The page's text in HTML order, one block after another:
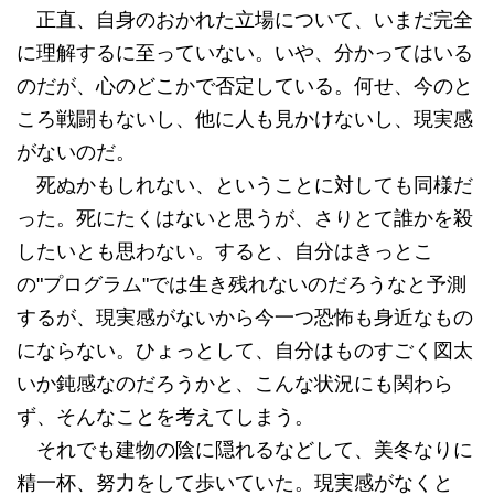
正直、自身のおかれた立場について、いまだ完全
に理解するに至っていない。いや、分かってはいる
のだが、心のどこかで否定している。何せ、今のと
ころ戦闘もないし、他に人も見かけないし、現実感
がないのだ。
死ぬかもしれない、ということに対しても同様だ
った。死にたくはないと思うが、さりとて誰かを殺
したいとも思わない。すると、自分はきっとこ
の"プログラム"では生き残れないのだろうなと予測
するが、現実感がないから今一つ恐怖も身近なもの
にならない。ひょっとして、自分はものすごく図太
いか鈍感なのだろうかと、こんな状況にも関わら
ず、そんなことを考えてしまう。
それでも建物の陰に隠れるなどして、美冬なりに
精一杯、努力をして歩いていた。現実感がなくと